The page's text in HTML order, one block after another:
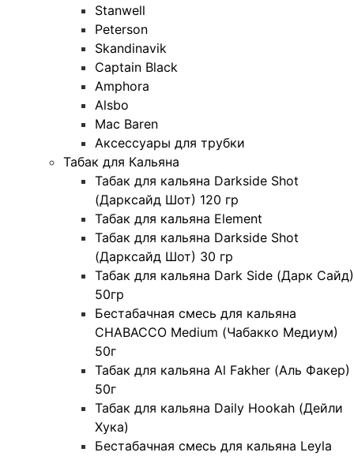
Stanwell
Peterson
Skandinavik
Captain Black
Amphora
Alsbo
Mac Baren
Аксессуары для трубки
Табак для Кальяна
Табак для кальяна Darkside Shot
(Дарксайд Шот) 120 гр
Табак для кальяна Element
Табак для кальяна Darkside Shot
(Дарксайд Шот) 30 гр
Табак для кальяна Dark Side (Дарк Сайд)
50гр
Бестабачная смесь для кальяна
CHABACCO Medium (Чабакко Медиум)
50г
Табак для кальяна Al Fakher (Аль Факер)
50г
Табак для кальяна Daily Hookah (Дейли
Хука)
Бестабачная смесь для кальяна Leyla